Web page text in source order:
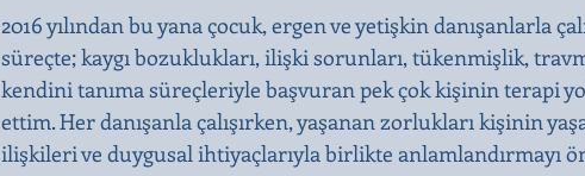
2016 yılından bu yana çocuk, ergen ve yetişkin danışanlarla
süreçte; kaygı bozuklukları, ilişki sorunları, tükenmişlik,
kendini tanıma süreçleriyle başvuran pek çok kişinin terapi
ettim. Her danışanla çalışırken, yaşanan zorlukları kişinin
ilişkileri ve duygusal ihtiyaçlarıyla birlikte anlamlandırmayı